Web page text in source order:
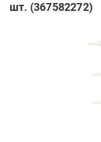
шт. (367582272)